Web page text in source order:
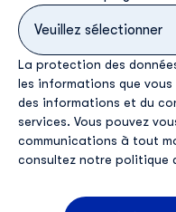
La protection des
les informations que
des informations et du
services. Vous pouvez
communications à tout
consultez notre politique